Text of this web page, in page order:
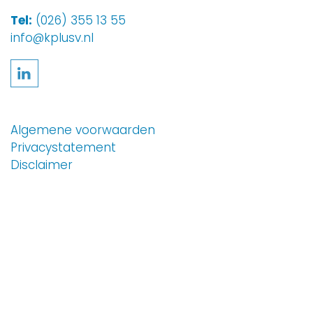
Tel: (026) 355 13 55
info@kplusv.nl
Algemene voorwaarden
Privacystatement
Disclaimer